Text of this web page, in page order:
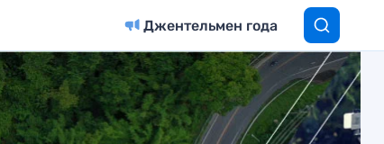
Джентельмен года